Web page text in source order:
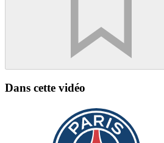
Dans cette vidéo